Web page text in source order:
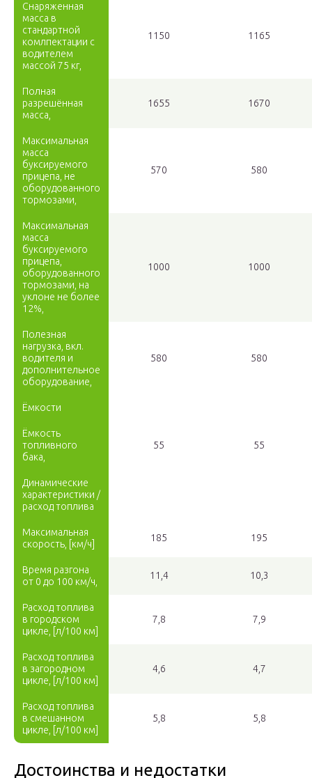
Снаряженная
масса в
стандартной
комлпектации с
водителем
массой 75 кг,
1150 1165
Полная
разрешённая
масса,
1655 1670
Максимальная
масса
буксируемого
прицепа, не
оборудованного
тормозами,
570 580
Максимальная
масса
буксируемого
прицепа,
оборудованного
тормозами, на
уклоне не более
12%,
1000 1000
Полезная
нагрузка, вкл.
водителя и
дополнительное
оборудование,
580 580
Ёмкости
Ёмкость
топливного
бака,
55 55
Динамические
характеристики /
расход топлива
Максимальная
скорость, [км/ч]
185 195
Время разгона
от 0 до 100 км/ч,
11,4 10,3
Расход топлива
в городском
цикле, [л/100 км]
7,8 7,9
Расход топлива
в загородном
цикле, [л/100 км]
4,6 4,7
Расход топлива
в смешанном
цикле, [л/100 км]
5,8 5,8
Достоинства и недостатки